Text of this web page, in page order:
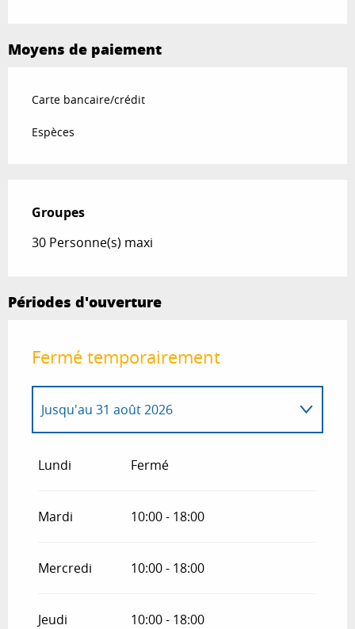
Moyens de paiement
Carte bancaire/crédit
Espèces
Groupes
Groupes
30 Personne(s) maxi
Périodes d'ouverture
Fermé temporairement
30 juin 2026
Jusqu'au 31 août 2026
Lundi Fermé
Mardi 10:00 - 18:00
Mercredi 10:00 - 18:00
Jeudi 10:00 - 18:00